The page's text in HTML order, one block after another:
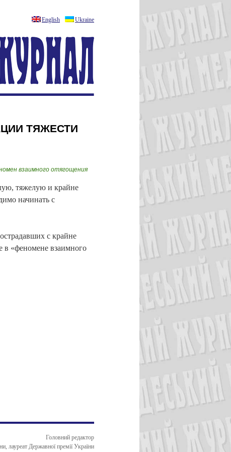
English Ukraine
ТЯЖЕСТИ
взаимного отягощения
тяжелую и крайне
начинать с
с крайне
в «феномене взаимного
Головний редактор
Державної премії України